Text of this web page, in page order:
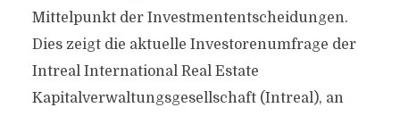
Mittelpunkt der Investmententscheidungen.
Dies zeigt die aktuelle Investorenumfrage der
Intreal International Real Estate
Kapitalverwaltungsgesellschaft (Intreal), an